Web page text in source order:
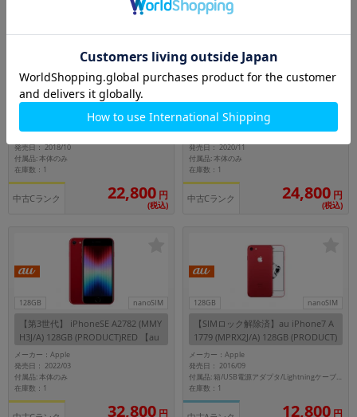
256GB nanoSIM
【SIMロック解除済】au iPhoneXR
A2106 (MT0X2J/A) 256GB (PRODUC
T)RED
発売日： 2018/10
付属品: 本体のみ
在庫数：1
中古Cランク 22,800 円
(税込)
128GB nanoSIM
【SIMロック解除済】au iPhone12
mini A2398 (MGDM3J/A) 128GB ホ
ワイト
発売日： 2020/11
付属品: 本体のみ
在庫数：1
中古Cランク 24,800 円
(税込)
128GB nanoSIM
【第3世代】 iPhoneSE A2782 (MMY
H3J/A) 128GB (PRODUCT)RED 【au
版SIMフリー】
メーカー：Apple
発売日： 2022/03
付属品: 本体のみ
在庫数：1
32,800 円
128GB nanoSIM
【SIMロック解除済】au iPhone7 A
1779 (MPRX2J/A) 128GB (PRODUCT)
RED
メーカー：Apple
発売日： 2016/09
付属品: 箱/USB電源アダプタ/Lightningケーブル/イヤホン(Lightningコネクタ)/Lightning-イヤホンジャックアダプタ/SIMカードツール/マニュアル
在庫数：1
12,800 円